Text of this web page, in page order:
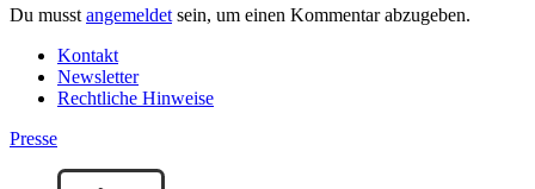
Du musst angemeldet sein, um einen Kommentar abzugeben.
Kontakt
Newsletter
Rechtliche Hinweise
Presse